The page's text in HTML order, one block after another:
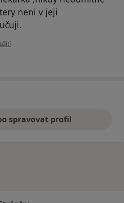
neni v jeji
Pacient
spravovat profil